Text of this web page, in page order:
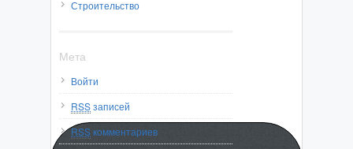
Строительство
Мета
Войти
RSSзаписей
RSSкомментариев